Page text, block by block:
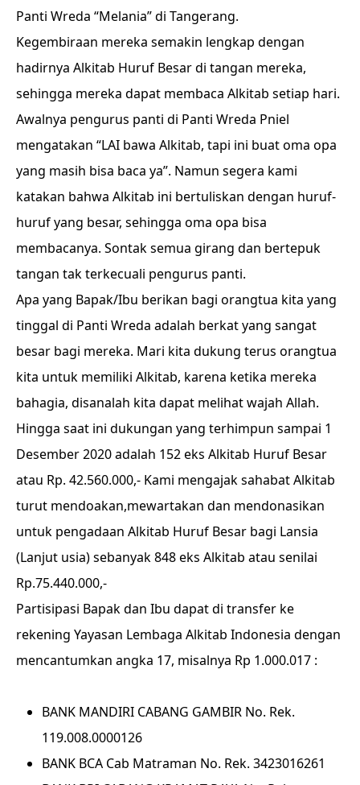
Panti Wreda “Melania” di Tangerang.
Kegembiraan mereka semakin lengkap dengan
hadirnya Alkitab Huruf Besar di tangan mereka,
sehingga mereka dapat membaca Alkitab setiap hari.
Awalnya pengurus panti di Panti Wreda Pniel
mengatakan “LAI bawa Alkitab, tapi ini buat oma opa
yang masih bisa baca ya”. Namun segera kami
katakan bahwa Alkitab ini bertuliskan dengan huruf-
huruf yang besar, sehingga oma opa bisa
membacanya. Sontak semua girang dan bertepuk
tangan tak terkecuali pengurus panti.
Apa yang Bapak/Ibu berikan bagi orangtua kita yang
tinggal di Panti Wreda adalah berkat yang sangat
besar bagi mereka. Mari kita dukung terus orangtua
kita untuk memiliki Alkitab, karena ketika mereka
bahagia, disanalah kita dapat melihat wajah Allah.
Hingga saat ini dukungan yang terhimpun sampai 1
Desember 2020 adalah 152 eks Alkitab Huruf Besar
atau Rp. 42.560.000,- Kami mengajak sahabat Alkitab
turut mendoakan,mewartakan dan mendonasikan
untuk pengadaan Alkitab Huruf Besar bagi Lansia
(Lanjut usia) sebanyak 848 eks Alkitab atau senilai
Rp.75.440.000,-
Partisipasi Bapak dan Ibu dapat di transfer ke
rekening Yayasan Lembaga Alkitab Indonesia dengan
mencantumkan angka 17, misalnya Rp 1.000.017 :
BANK MANDIRI CABANG GAMBIR No. Rek.
119.008.0000126
BANK BCA Cab Matraman No. Rek. 3423016261